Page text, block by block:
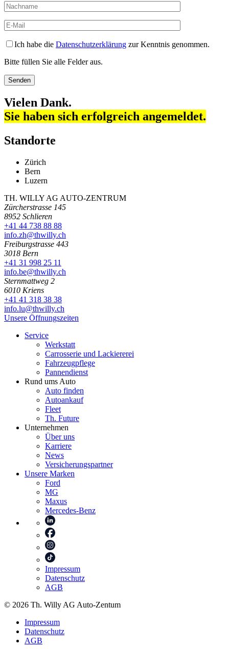
Ich habe die Datenschutzerklärung zur Kenntnis genommen.
Bitte füllen Sie alle Felder aus.
Vielen Dank.
Sie haben sich erfolgreich angemeldet.
Standorte
Zürich
Bern
Luzern
TH. WILLY AG AUTO-ZENTRUM
Zürcherstrasse 145
8952 Schlieren
+41 44 738 88 88
info.zh@thwilly.ch
Freiburgstrasse 443
3018 Bern
+41 31 998 25 11
info.be@thwilly.ch
Sternmattweg 2
6010 Kriens
+41 41 318 38 38
info.lu@thwilly.ch
Unsere Öffnungszeiten
Service
Werkstatt
Carrosserie und Lackiererei
Fahrzeugpflege
Pannendienst
Rund ums Auto
Auto finden
Autoankauf
Fleet
Th. Future
Unternehmen
Über uns
Karriere
News
Versicherungspartner
Unsere Marken
Ford
MG
Maxus
Mercedes-Benz
Impressum
Datenschutz
AGB
© 2026 Th. Willy AG Auto-Zentum
Impressum
Datenschutz
AGB